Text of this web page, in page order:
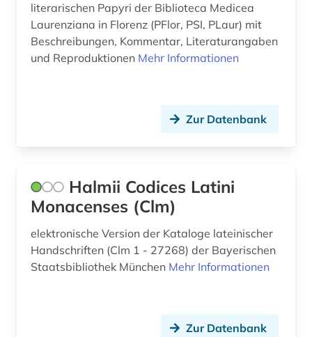
literarischen Papyri der Biblioteca Medicea
Laurenziana in Florenz (PFlor, PSI, PLaur) mit
Beschreibungen, Kommentar, Literaturangaben
und Reproduktionen Mehr Informationen
Zur Datenbank
Halmii Codices Latini
Monacenses (Clm)
elektronische Version der Kataloge lateinischer
Handschriften (Clm 1 - 27268) der Bayerischen
Staatsbibliothek München Mehr Informationen
Zur Datenbank